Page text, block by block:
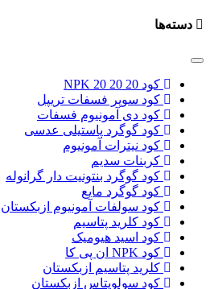
دسته‌ها
کود NPK 20 20 20
کود سوپر فسفات تریپل
کود دی آمونیوم فسفات
کود گوگرد پاستیلی عدسی
کود نیترات آمونیوم
کربنات سدیم
کود گوگرد بنتونیت دار گرانوله
کود گوگرد مایع
کود سولفات آمونیوم ازبکستان
کود کلرید پتاسیم
کود اسید هیومیک
کود NPK ان پی کا
کلرید پتاسیم ازبکستان
کود سولوپتاس ازبکستان